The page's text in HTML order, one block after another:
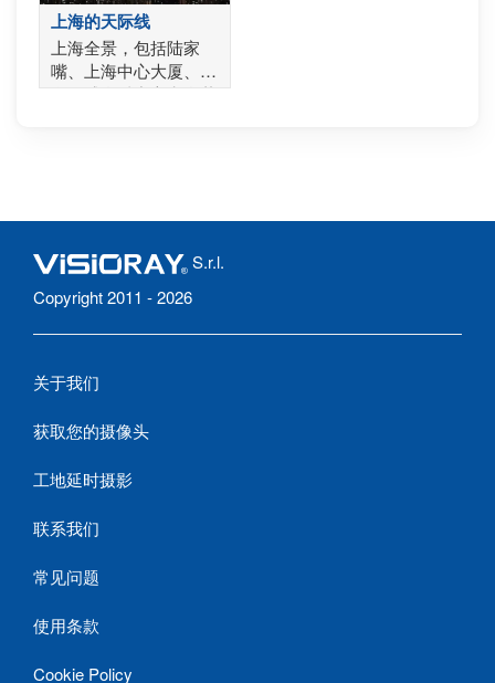
上海的天际线
上海全景，包括陆家
嘴、上海中心大厦、上
海环球金融中心和金茂
S.r.l.
Copyright 2011 - 2026
关于我们
获取您的摄像头
工地延时摄影
联系我们
常见问题
使用条款
Cookie Policy